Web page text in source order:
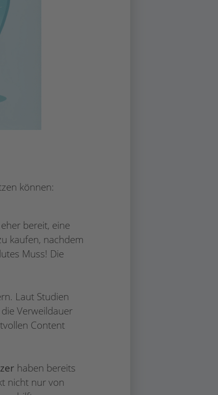
können:
bereit, eine
kaufen, nachdem
Muss! Die
Laut Studien
Verweildauer
Content
haben bereits
nicht nur von